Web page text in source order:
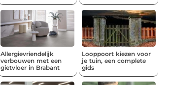
Allergievriendelijk
verbouwen met een
gietvloer in Brabant
Looppoort kiezen voor
je tuin, een complete
gids